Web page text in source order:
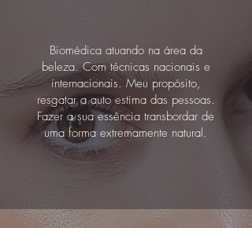
Biomédica atuando na área da
beleza. Com técnicas nacionais e
internacionais. Meu propósito,
resgatar a auto estima das pessoas.
Fazer a sua essência transbordar de
uma forma extremamente natural.